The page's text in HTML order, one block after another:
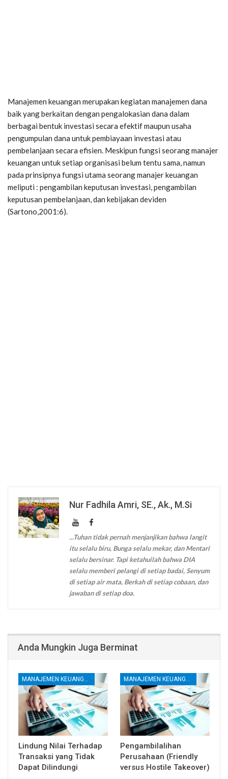
Manajemen keuangan merupakan kegiatan manajemen dana
baik yang berkaitan dengan pengalokasian dana dalam
berbagai bentuk investasi secara efektif maupun usaha
pengumpulan dana untuk pembiayaan investasi atau
pembelanjaan secara efisien. Meskipun fungsi seorang manajer
keuangan untuk setiap organisasi belum tentu sama, namun
pada prinsipnya fungsi utama seorang manajer keuangan
meliputi : pengambilan keputusan investasi, pengambilan
keputusan pembelanjaan, dan kebijakan deviden
(Sartono,2001:6).
Nur Fadhila Amri, SE., Ak., M.Si
...Tuhan tidak pernah menjanjikan bahwa langit
itu selalu biru, Bunga selalu mekar, dan Mentari
selalu bersinar. Tapi ketahuilah bahwa DIA
selalu memberi pelangi di setiap badai, Senyum
di setiap air mata, Berkah di setiap cobaan, dan
jawaban di setiap doa.
Anda Mungkin Juga Berminat
MANAJEMEN KEUANGAN
Lindung Nilai Terhadap
Transaksi yang Tidak
Dapat Dilindungi
MANAJEMEN KEUANGAN
Pengambilalihan
Perusahaan (Friendly
versus Hostile Takeover)